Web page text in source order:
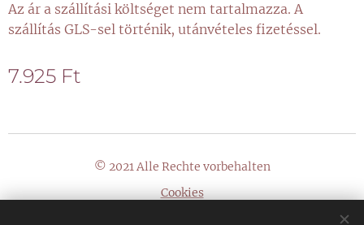
Az ár a szállítási költséget nem tartalmazza. A
szállítás GLS-sel történik, utánvételes fizetéssel.
7.925 Ft
© 2021 Alle Rechte vorbehalten
Cookies